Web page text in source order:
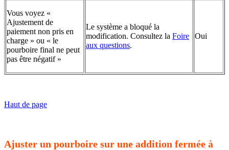
Vous voyez «
Ajustement de
paiement non pris en
charge » ou « le
pourboire final ne peut
pas être négatif »
Le système a bloqué la
modification. Consultez la Foire
aux questions.
Oui
Haut de page
Ajuster un pourboire sur une addition fermée à